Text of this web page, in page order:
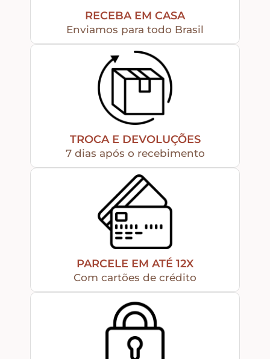
Páscoa
Viagem – Relógios – Engrenagens – Cinema
Peças Diversas em MDF formatos especiais
Aviamentos
Rendas – Passamanarias – Fitas
Cordões São Francisco – Cordas
RECEBA EM CASA
Enviamos para todo Brasil
TROCA E DEVOLUÇÕES
7 dias após o recebimento
PARCELE EM ATÉ 12X
Com cartões de crédito